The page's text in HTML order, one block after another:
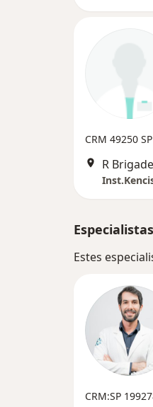
CRM 49250 SP
Estes
CRM:SP